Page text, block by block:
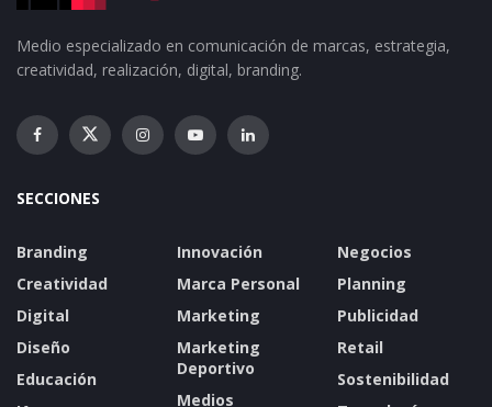
Medio especializado en comunicación de marcas, estrategia,
creatividad, realización, digital, branding.
SECCIONES
Branding
Creatividad
Digital
Diseño
Educación
Innovación
Marca Personal
Marketing
Marketing
Deportivo
Medios
Negocios
Planning
Publicidad
Retail
Sostenibilidad